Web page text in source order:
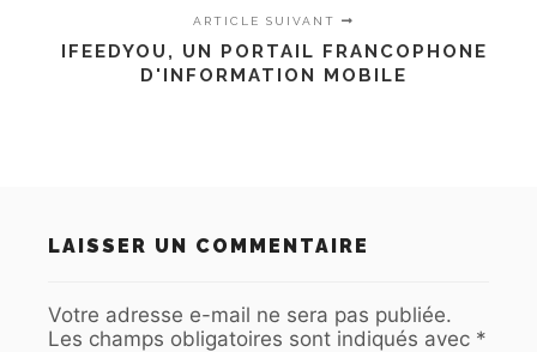
ARTICLE SUIVANT
IFEEDYOU, UN PORTAIL FRANCOPHONE
D'INFORMATION MOBILE
LAISSER UN COMMENTAIRE
Votre adresse e-mail ne sera pas publiée.
Les champs obligatoires sont indiqués avec *